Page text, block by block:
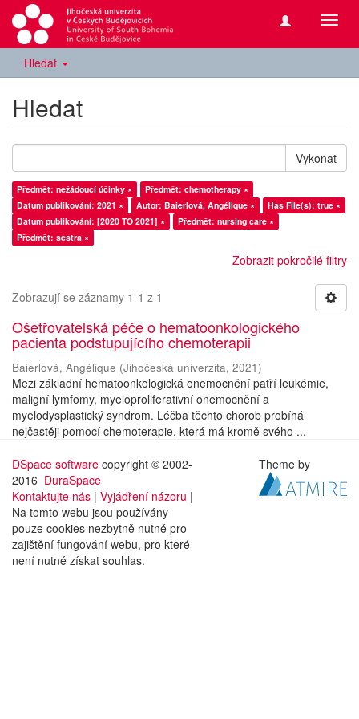
Hledat
Hledat
Vykonat
Předmět: nežádoucí účinky ×
Předmět: chemotherapy ×
Datum publikování: 2021 ×
Autor: Baierlová, Angélique ×
Has File(s): true ×
Datum publikování: [2020 TO 2021] ×
Předmět: nursing care ×
Předmět: sestra ×
Zobrazit pokročilé filtry
Zobrazují se záznamy 1-1 z 1
Ošetřovatelská péče o hematoonkologického
pacienta podstupujícího chemoterapii
Baierlová, Angélique (Jihočeská univerzita, 2021)
Mezi základní hematoonkologická onemocnění patří leukémie,
maligní lymfomy, myeloproliferativní onemocnění a
myelodysplastický syndrom. Léčba těchto chorob probíhá
nejčastěji pomocí chemoterapie, která má kromě svého ...
DSpace software copyright © 2002-
2016 DuraSpace
Kontaktujte nás | Vyjádření názoru |
Na tomto webu jsou používány
pouze cookies nezbytně nutné pro
zajištění fungování webu, pro které
není nutné získat souhlas.
Theme by